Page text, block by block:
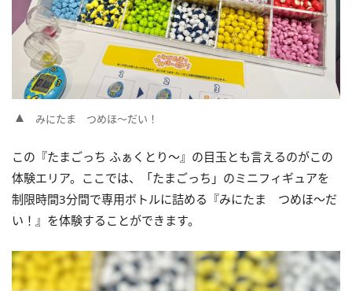
みにたま つめほ～だい！
この『たまごっち ふぁくとり～』の目玉とも言えるのがこの
体験エリア。ここでは、「たまごっち」のミニフィギュアを
制限時間3分間で専用ボトルに詰める『みにたま つめほ～だ
い！』を体験することができます。